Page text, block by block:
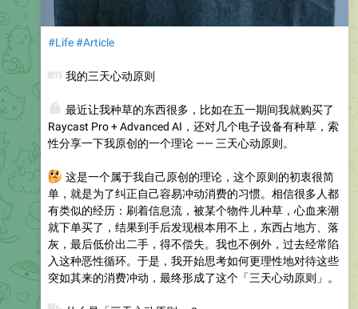
#Life#Article
我的三天心动原则
最近让我种草的东西很多，比如在五一期间我就购买了
Raycast Pro + Advanced AI，还对几个电子设备有种草，索
性分享一下我原创的一个理论 —— 三天心动原则。
这是一个属于我自己原创的理论，这个原则的初衷很简
单，就是为了纠正自己容易冲动消费的习惯。相信很多人都
有类似的经历：刷着信息流，被某个物件儿种草，心血来潮
就下单买了，结果到手后发现根本用不上，东西占地方、落
灰，最后低价出二手，得不偿失。我也不例外，过去经常陷
入这种恶性循环。于是，我开始思考如何更理性地对待这些
突如其来的消费冲动，最终形成了这个「三天心动原则」。